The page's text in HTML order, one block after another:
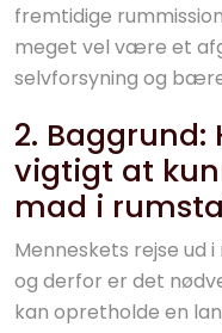
fremtidige
meget vel være et
selvforsyning og
2. Baggrund:
vigtigt at
mad i
Menneskets rejse ud
og derfor er det
kan opretholde en